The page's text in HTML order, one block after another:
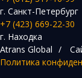
г. Санкт-Петербург
+7 (423) 669-22-30
г. Находка
Atrans Global /
Политика